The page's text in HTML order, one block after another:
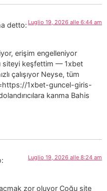
detto: Luglio 19, 2026 alle 6:44 am
erişim engelleniyor
siteyi keşfettim — 1xbet
çalışıyor Neyse, tüm
1xbet-guncel-giris-
kanma Bahis
Luglio 19, 2026 alle 8:24 am
zor oluyor Çoğu site